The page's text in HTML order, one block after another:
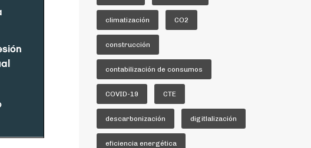
climatización CO2
construcción
contabilización de consumos
COVID-19 CTE
descarbonización digitlalización
eficiencia energética